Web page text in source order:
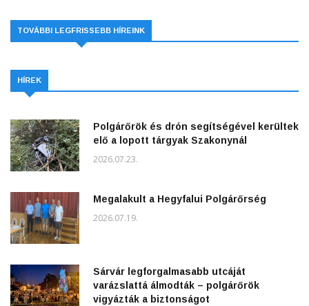
TOVÁBBI LEGFRISSEBB HÍREINK
HÍREK
Polgárőrök és drón segítségével kerültek
elő a lopott tárgyak Szakonynál
2026.07.23.
Megalakult a Hegyfalui Polgárőrség
2026.07.19.
Sárvár legforgalmasabb utcáját
varázslattá álmodták – polgárőrök
vigyázták a biztonságot